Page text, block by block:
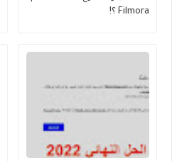
Filmora ؟!